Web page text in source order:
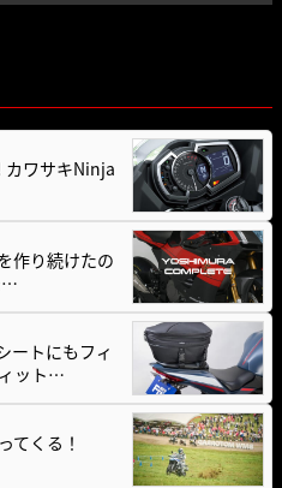
カワサキNinja
作り続けたの
…
ートにもフィ
ット…
てくる！